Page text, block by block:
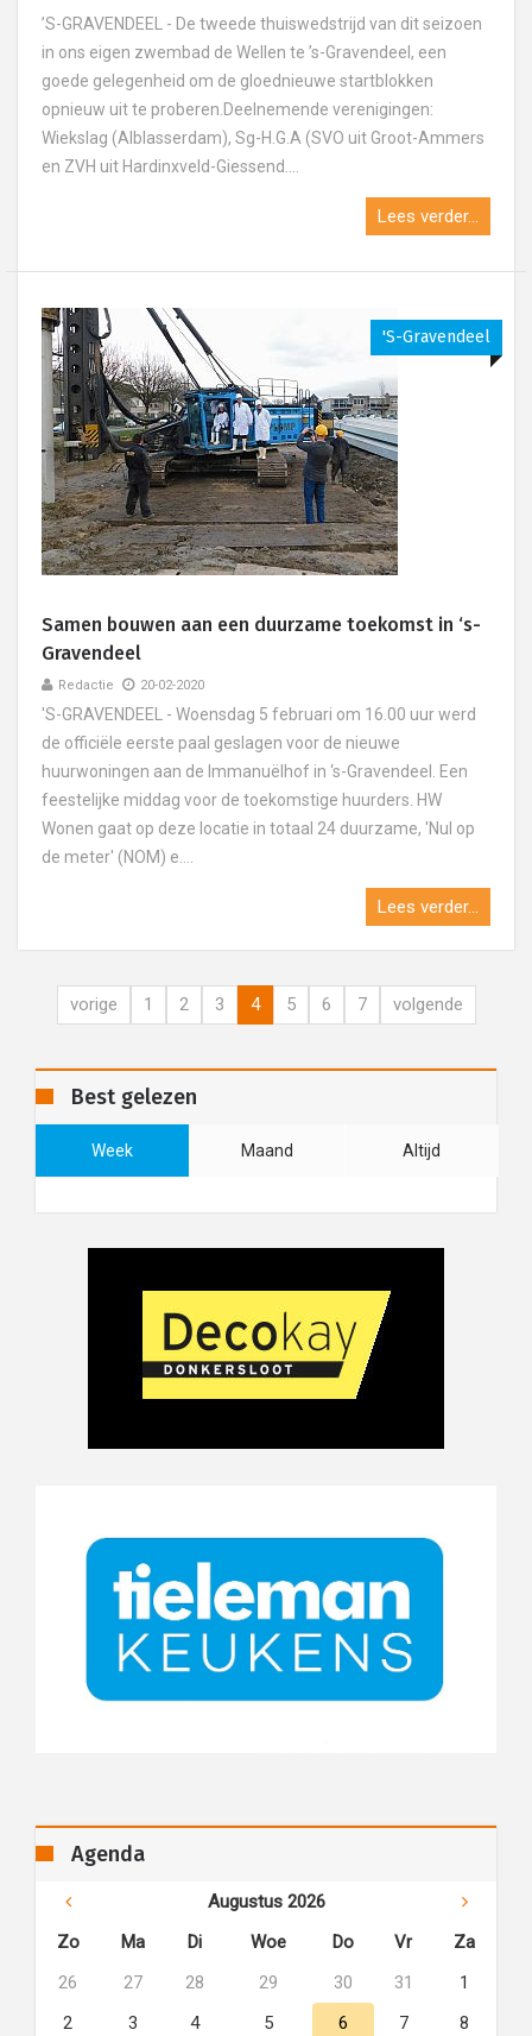
’S-GRAVENDEEL - De tweede thuiswedstrijd van dit seizoen
in ons eigen zwembad de Wellen te ’s-Gravendeel, een
goede gelegenheid om de gloednieuwe startblokken
opnieuw uit te proberen.Deelnemende verenigingen:
Wiekslag (Alblasserdam), Sg-H.G.A (SVO uit Groot-Ammers
en ZVH uit Hardinxveld-Giessend....
Lees verder...
's-Gravendeel
Samen bouwen aan een duurzame toekomst in ‘s-
Gravendeel
Redactie 20-02-2020
'S-GRAVENDEEL - Woensdag 5 februari om 16.00 uur werd
de officiële eerste paal geslagen voor de nieuwe
huurwoningen aan de Immanuëlhof in ‘s-Gravendeel. Een
feestelijke middag voor de toekomstige huurders. HW
Wonen gaat op deze locatie in totaal 24 duurzame, 'Nul op
de meter' (NOM) e....
Lees verder...
vorige 1 2 3 4 5 6 7 volgende
Best gelezen
Week Maand Altijd
Agenda
Augustus 2026
Zo
Ma Di Woe Do Vr
Za
26
27 28 29 30 31
1
2
3 4 5 6 7
8